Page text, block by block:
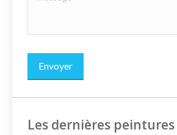
Envoyer
Les dernières peintures